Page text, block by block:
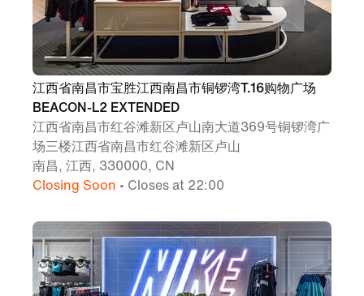
江西省南昌市宝胜江西南昌市铜锣湾T.16购物广场
BEACON-L2 EXTENDED
江西省南昌市红谷滩新区卢山南大道369号铜锣湾广
场三楼江西省南昌市红谷滩新区卢山
南昌, 江西, 330000, CN
Closing Soon • Closes at 22:00